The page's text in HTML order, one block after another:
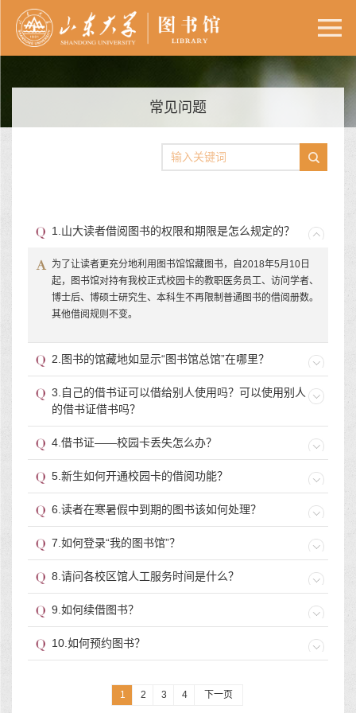
常见问题
1.山大读者借阅图书的权限和期限是怎么规定的？
为了让读者更充分地利用图书馆馆藏图书，自2018年5月10日
起，图书馆对持有我校正式校园卡的教职医务员工、访问学者、
博士后、博硕士研究生、本科生不再限制普通图书的借阅册数。
其他借阅规则不变。
2.图书的馆藏地如显示“图书馆总馆”在哪里？
3.自己的借书证可以借给别人使用吗？可以使用别人
的借书证借书吗？
4.借书证——校园卡丢失怎么办？
5.新生如何开通校园卡的借阅功能？
6.读者在寒暑假中到期的图书该如何处理？
7.如何登录“我的图书馆”？
8.请问各校区馆人工服务时间是什么？
9.如何续借图书？
10.如何预约图书？
1 2 3 4 下一页